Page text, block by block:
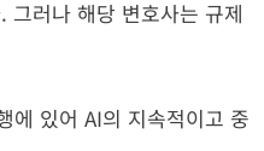
그러나 해당 변호사는 규제
에 있어 AI의 지속적이고 중